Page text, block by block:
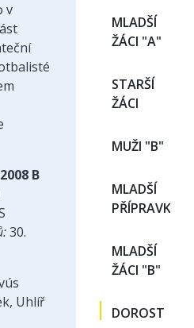
v
B
30.
Uhlíř
MLADŠÍ
ŽÁCI "A"
STARŠÍ
ŽÁCI
MUŽI "B"
MLADŠÍ
PŘÍPRAVKA
MLADŠÍ
ŽÁCI "B"
DOROST